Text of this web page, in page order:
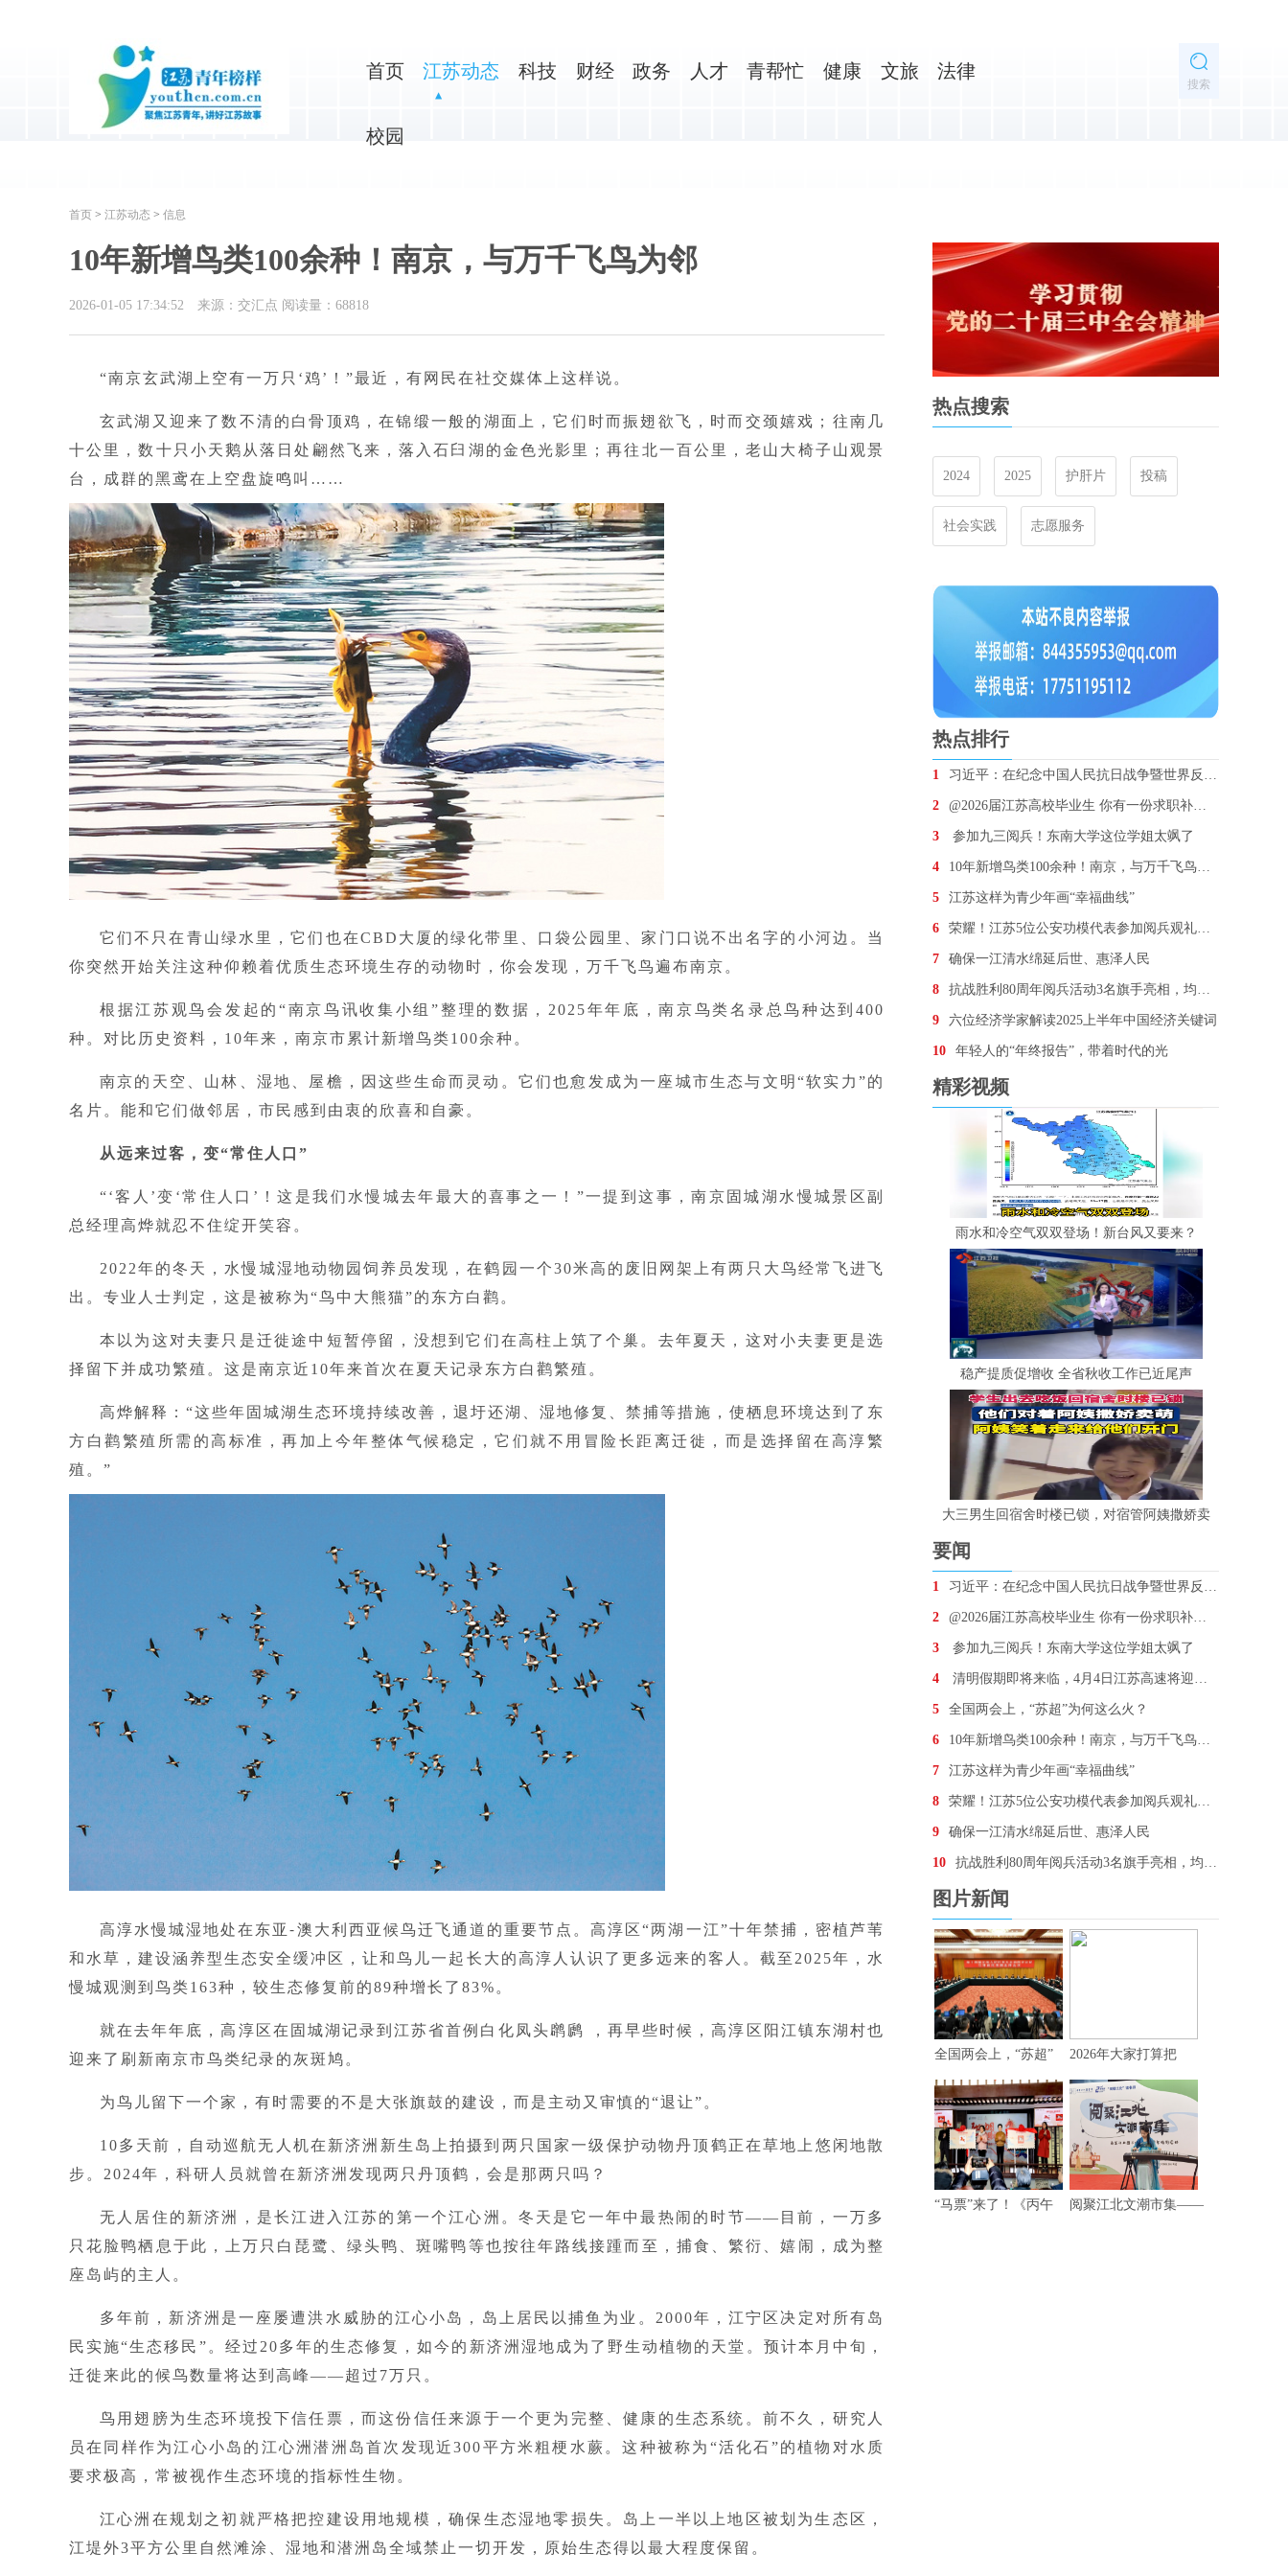
首页 江苏动态 科技 财经 政务 人才 青帮忙 健康 文旅 法律
校园
搜索
首页 > 江苏动态 > 信息
10年新增鸟类100余种！南京，与万千飞鸟为邻
2026-01-05 17:34:52 来源：交汇点 阅读量： 68818
“南京玄武湖上空有一万只‘鸡’！”最近，有网民在社交媒体上这样说。
玄武湖又迎来了数不清的白骨顶鸡，在锦缎一般的湖面上，它们时而振翅欲飞，时而交颈嬉戏；往南几
十公里，数十只小天鹅从落日处翩然飞来，落入石臼湖的金色光影里；再往北一百公里，老山大椅子山观景
台，成群的黑鸢在上空盘旋鸣叫……
它们不只在青山绿水里，它们也在CBD大厦的绿化带里、口袋公园里、家门口说不出名字的小河边。当
你突然开始关注这种仰赖着优质生态环境生存的动物时，你会发现，万千飞鸟遍布南京。
根据江苏观鸟会发起的“南京鸟讯收集小组”整理的数据，2025年年底，南京鸟类名录总鸟种达到400
种。对比历史资料，10年来，南京市累计新增鸟类100余种。
南京的天空、山林、湿地、屋檐，因这些生命而灵动。它们也愈发成为一座城市生态与文明“软实力”的
名片。能和它们做邻居，市民感到由衷的欣喜和自豪。
从远来过客，变“常住人口”
“‘客人’变‘常住人口’！这是我们水慢城去年最大的喜事之一！”一提到这事，南京固城湖水慢城景区副
总经理高烨就忍不住绽开笑容。
2022年的冬天，水慢城湿地动物园饲养员发现，在鹤园一个30米高的废旧网架上有两只大鸟经常飞进飞
出。专业人士判定，这是被称为“鸟中大熊猫”的东方白鹳。
本以为这对夫妻只是迁徙途中短暂停留，没想到它们在高柱上筑了个巢。去年夏天，这对小夫妻更是选
择留下并成功繁殖。这是南京近10年来首次在夏天记录东方白鹳繁殖。
高烨解释：“这些年固城湖生态环境持续改善，退圩还湖、湿地修复、禁捕等措施，使栖息环境达到了东
方白鹳繁殖所需的高标准，再加上今年整体气候稳定，它们就不用冒险长距离迁徙，而是选择留在高淳繁
殖。”
高淳水慢城湿地处在东亚-澳大利西亚候鸟迁飞通道的重要节点。高淳区“两湖一江”十年禁捕，密植芦苇
和水草，建设涵养型生态安全缓冲区，让和鸟儿一起长大的高淳人认识了更多远来的客人。截至2025年，水
慢城观测到鸟类163种，较生态修复前的89种增长了83%。
就在去年年底，高淳区在固城湖记录到江苏省首例白化凤头䴙䴘 ，再早些时候，高淳区阳江镇东湖村也
迎来了刷新南京市鸟类纪录的灰斑鸠。
为鸟儿留下一个家，有时需要的不是大张旗鼓的建设，而是主动又审慎的“退让”。
10多天前，自动巡航无人机在新济洲新生岛上拍摄到两只国家一级保护动物丹顶鹤正在草地上悠闲地散
步。2024年，科研人员就曾在新济洲发现两只丹顶鹤，会是那两只吗？
无人居住的新济洲，是长江进入江苏的第一个江心洲。冬天是它一年中最热闹的时节——目前，一万多
只花脸鸭栖息于此，上万只白琵鹭、绿头鸭、斑嘴鸭等也按往年路线接踵而至，捕食、繁衍、嬉闹，成为整
座岛屿的主人。
多年前，新济洲是一座屡遭洪水威胁的江心小岛，岛上居民以捕鱼为业。2000年，江宁区决定对所有岛
民实施“生态移民”。经过20多年的生态修复，如今的新济洲湿地成为了野生动植物的天堂。预计本月中旬，
迁徙来此的候鸟数量将达到高峰——超过7万只。
鸟用翅膀为生态环境投下信任票，而这份信任来源于一个更为完整、健康的生态系统。前不久，研究人
员在同样作为江心小岛的江心洲潜洲岛首次发现近300平方米粗梗水蕨。这种被称为“活化石”的植物对水质
要求极高，常被视作生态环境的指标性生物。
江心洲在规划之初就严格把控建设用地规模，确保生态湿地零损失。岛上一半以上地区被划为生态区，
江堤外3平方公里自然滩涂、湿地和潜洲岛全域禁止一切开发，原始生态得以最大程度保留。
热点搜索
2024 2025 护肝片 投稿
社会实践 志愿服务
热点排行
1 习近平：在纪念中国人民抗日战争暨世界反法西斯战争胜
2 @2026届江苏高校毕业生 你有一份求职补贴待领取
3 参加九三阅兵！东南大学这位学姐太飒了
4 10年新增鸟类100余种！南京，与万千飞鸟为邻
5 江苏这样为青少年画“幸福曲线”
6 荣耀！江苏5位公安功模代表参加阅兵观礼，他们想说…
7 确保一江清水绵延后世、惠泽人民
8 抗战胜利80周年阅兵活动3名旗手亮相，均为“90后
9 六位经济学家解读2025上半年中国经济关键词
10 年轻人的“年终报告”，带着时代的光
精彩视频
雨水和冷空气双双登场！新台风又要来？
稳产提质促增收 全省秋收工作已近尾声
大三男生回宿舍时楼已锁，对宿管阿姨撒娇卖
要闻
1 习近平：在纪念中国人民抗日战争暨世界反法西斯战争胜
2 @2026届江苏高校毕业生 你有一份求职补贴待领取
3 参加九三阅兵！东南大学这位学姐太飒了
4 清明假期即将来临，4月4日江苏高速将迎车流最高峰
5 全国两会上，“苏超”为何这么火？
6 10年新增鸟类100余种！南京，与万千飞鸟为邻
7 江苏这样为青少年画“幸福曲线”
8 荣耀！江苏5位公安功模代表参加阅兵观礼，他们想说…
9 确保一江清水绵延后世、惠泽人民
10 抗战胜利80周年阅兵活动3名旗手亮相，均为“90后
图片新闻
全国两会上，“苏超” 2026年大家打算把
“马票”来了！《丙午 阅聚江北文潮市集——